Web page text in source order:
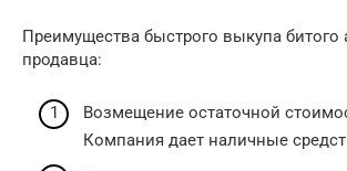
Преимущества быстрого выкупа битого
продавца:
Возмещение остаточной
Компания дает наличные